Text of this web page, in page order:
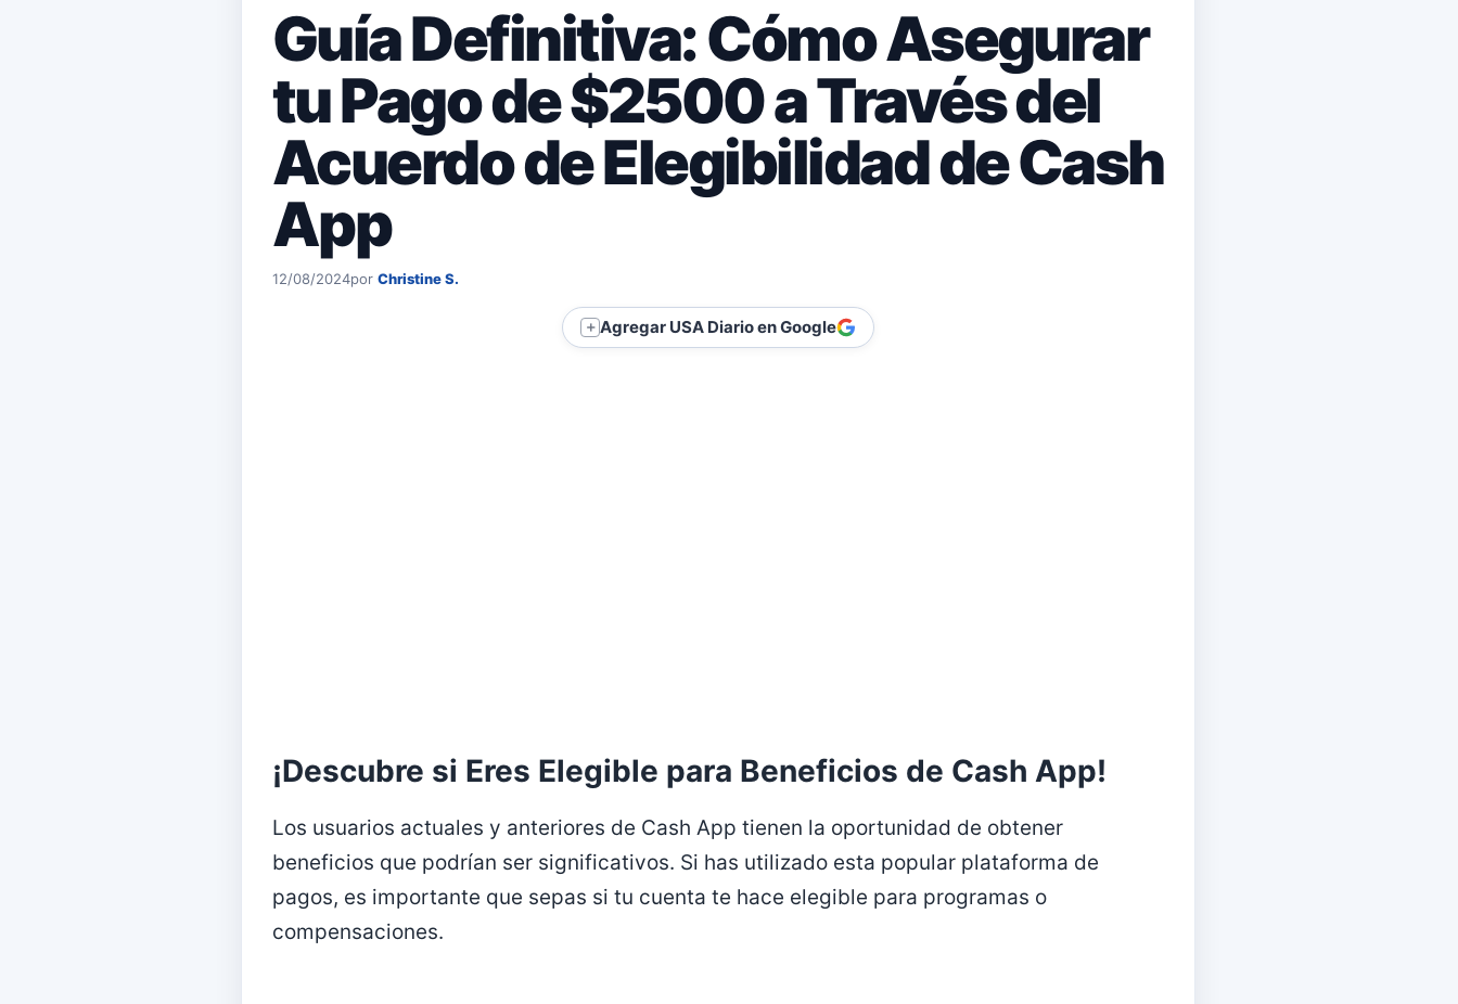
Guía Definitiva: Cómo Asegurar
tu Pago de $2500 a Través del
Acuerdo de Elegibilidad de Cash
App
12/08/2024por Christine S.
＋ Agregar USA Diario en Google
¡Descubre si Eres Elegible para Beneficios de Cash App!
Los usuarios actuales y anteriores de Cash App tienen la oportunidad de obtener
beneficios que podrían ser significativos. Si has utilizado esta popular plataforma de
pagos, es importante que sepas si tu cuenta te hace elegible para programas o
compensaciones.